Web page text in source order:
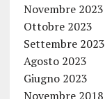
Novembre 2023
Ottobre 2023
Settembre 2023
Agosto 2023
Giugno 2023
Novembre 2018